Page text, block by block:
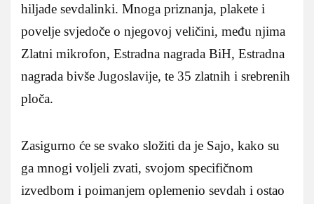
hiljade sevdalinki. Mnoga priznanja, plakete i
povelje svjedoče o njegovoj veličini, među njima
Zlatni mikrofon, Estradna nagrada BiH, Estradna
nagrada bivše Jugoslavije, te 35 zlatnih i srebrenih
ploča.
Zasigurno će se svako složiti da je Sajo, kako su
ga mnogi voljeli zvati, svojom specifičnom
izvedbom i poimanjem oplemenio sevdah i ostao